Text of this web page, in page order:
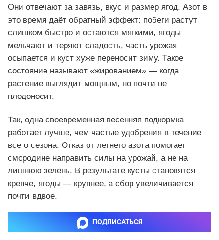
Они отвечают за завязь, вкус и размер ягод. Азот в
это время даёт обратный эффект: побеги растут
слишком быстро и остаются мягкими, ягоды
мельчают и теряют сладость, часть урожая
осыпается и куст хуже переносит зиму. Такое
состояние называют «жированием» — когда
растение выглядит мощным, но почти не
плодоносит.
Так, одна своевременная весенняя подкормка
работает лучше, чем частые удобрения в течение
всего сезона. Отказ от летнего азота помогает
смородине направить силы на урожай, а не на
лишнюю зелень. В результате кусты становятся
крепче, ягоды — крупнее, а сбор увеличивается
почти вдвое.
ПОДПИСАТЬСЯ